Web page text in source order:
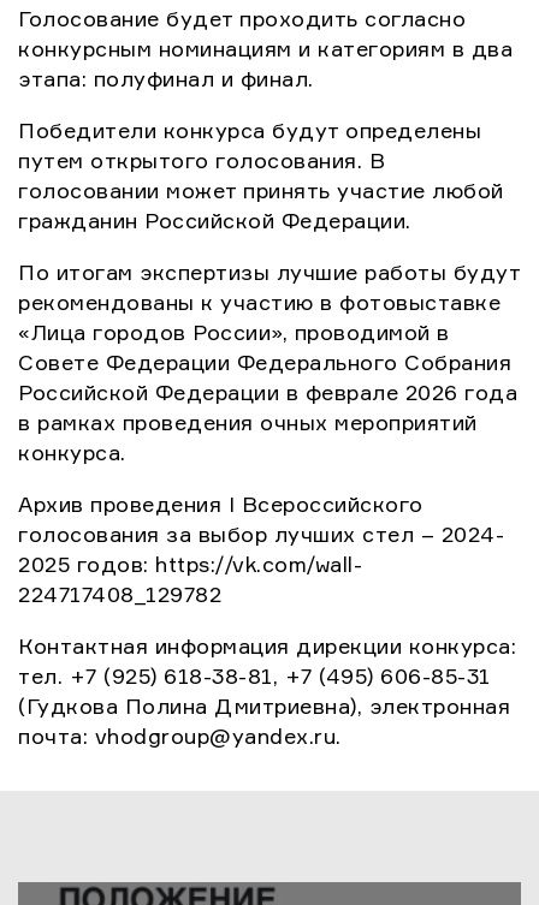
Голосование будет проходить согласно
конкурсным номинациям и категориям в два
этапа: полуфинал и финал.
Победители конкурса будут определены
путем открытого голосования. В
голосовании может принять участие любой
гражданин Российской Федерации.
По итогам экспертизы лучшие работы будут
рекомендованы к участию в фотовыставке
«Лица городов России», проводимой в
Совете Федерации Федерального Собрания
Российской Федерации в феврале 2026 года
в рамках проведения очных мероприятий
конкурса.
Архив проведения I Всероссийского
голосования за выбор лучших стел – 2024-
2025 годов: https://vk.com/wall-
224717408_129782
Контактная информация дирекции конкурса:
тел. +7 (925) 618-38-81, +7 (495) 606-85-31
(Гудкова Полина Дмитриевна), электронная
почта: vhodgroup@yandex.ru.